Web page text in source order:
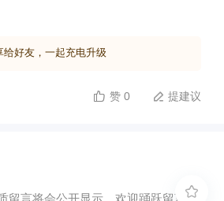
通过保持对象与类的唯一映射关
式执行，在保障正确性的同时将性
深度优化，方案崩溃率从千分之五
给好友，一起充电升级
 赞 0  提建议
留言将会公开显示，欢迎踊跃留言。
